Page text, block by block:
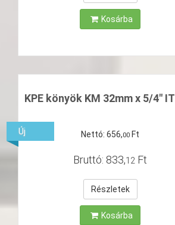
Kosárba
KPE könyök KM 32mm x 5/4" IT
Nettó: 656,00 Ft
Bruttó: 833,12 Ft
Részletek
Kosárba
Új